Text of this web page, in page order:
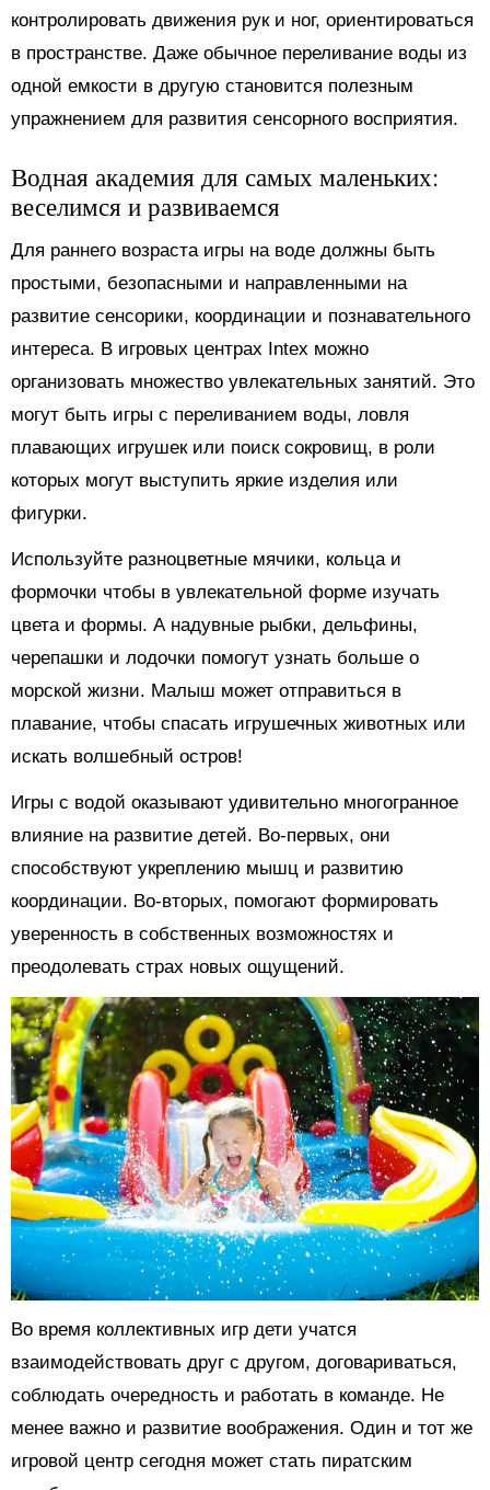
контролировать движения рук и ног, ориентироваться
в пространстве. Даже обычное переливание воды из
одной емкости в другую становится полезным
упражнением для развития сенсорного восприятия.
Водная академия для самых маленьких:
веселимся и развиваемся
Для раннего возраста игры на воде должны быть
простыми, безопасными и направленными на
развитие сенсорики, координации и познавательного
интереса. В игровых центрах Intex можно
организовать множество увлекательных занятий. Это
могут быть игры с переливанием воды, ловля
плавающих игрушек или поиск сокровищ, в роли
которых могут выступить яркие изделия или
фигурки.
Используйте разноцветные мячики, кольца и
формочки чтобы в увлекательной форме изучать
цвета и формы. А надувные рыбки, дельфины,
черепашки и лодочки помогут узнать больше о
морской жизни. Малыш может отправиться в
плавание, чтобы спасать игрушечных животных или
искать волшебный остров!
Игры с водой оказывают удивительно многогранное
влияние на развитие детей. Во-первых, они
способствуют укреплению мышц и развитию
координации. Во-вторых, помогают формировать
уверенность в собственных возможностях и
преодолевать страх новых ощущений.
Во время коллективных игр дети учатся
взаимодействовать друг с другом, договариваться,
соблюдать очередность и работать в команде. Не
менее важно и развитие воображения. Один и тот же
игровой центр сегодня может стать пиратским